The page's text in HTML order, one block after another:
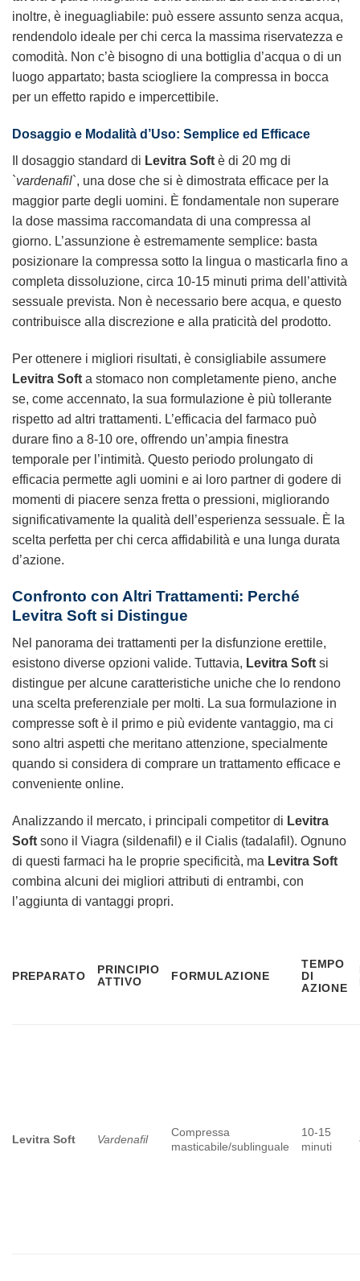
inoltre, è ineguagliabile: può essere assunto senza acqua,
rendendolo ideale per chi cerca la massima riservatezza e
comodità. Non c’è bisogno di una bottiglia d’acqua o di un
luogo appartato; basta sciogliere la compressa in bocca
per un effetto rapido e impercettibile.
Dosaggio e Modalità d’Uso: Semplice ed Efficace
Il dosaggio standard di Levitra Soft è di 20 mg di
`vardenafil`, una dose che si è dimostrata efficace per la
maggior parte degli uomini. È fondamentale non superare
la dose massima raccomandata di una compressa al
giorno. L’assunzione è estremamente semplice: basta
posizionare la compressa sotto la lingua o masticarla fino a
completa dissoluzione, circa 10-15 minuti prima dell’attività
sessuale prevista. Non è necessario bere acqua, e questo
contribuisce alla discrezione e alla praticità del prodotto.
Per ottenere i migliori risultati, è consigliabile assumere
Levitra Soft a stomaco non completamente pieno, anche
se, come accennato, la sua formulazione è più tollerante
rispetto ad altri trattamenti. L’efficacia del farmaco può
durare fino a 8-10 ore, offrendo un’ampia finestra
temporale per l’intimità. Questo periodo prolungato di
efficacia permette agli uomini e ai loro partner di godere di
momenti di piacere senza fretta o pressioni, migliorando
significativamente la qualità dell’esperienza sessuale. È la
scelta perfetta per chi cerca affidabilità e una lunga durata
d’azione.
Confronto con Altri Trattamenti: Perché
Levitra Soft si Distingue
Nel panorama dei trattamenti per la disfunzione erettile,
esistono diverse opzioni valide. Tuttavia, Levitra Soft si
distingue per alcune caratteristiche uniche che lo rendono
una scelta preferenziale per molti. La sua formulazione in
compresse soft è il primo e più evidente vantaggio, ma ci
sono altri aspetti che meritano attenzione, specialmente
quando si considera di comprare un trattamento efficace e
conveniente online.
Analizzando il mercato, i principali competitor di Levitra
Soft sono il Viagra (sildenafil) e il Cialis (tadalafil). Ognuno
di questi farmaci ha le proprie specificità, ma Levitra Soft
combina alcuni dei migliori attributi di entrambi, con
l’aggiunta di vantaggi propri.
PREPARATO
PRINCIPIO
ATTIVO
FORMULAZIONE
TEMPO
DI
AZIONE
Levitra Soft Vardenafil
Compressa
masticabile/sublinguale
10-15
minuti